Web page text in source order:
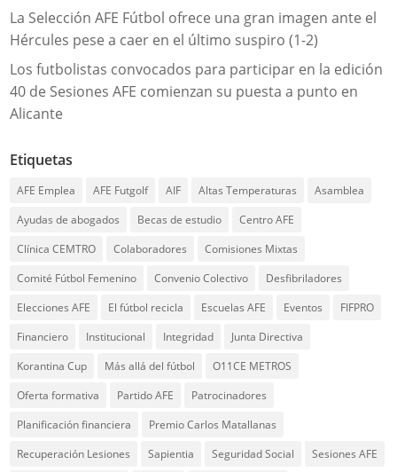
La Selección AFE Fútbol ofrece una gran imagen ante el
Hércules pese a caer en el último suspiro (1-2)
Los futbolistas convocados para participar en la edición
40 de Sesiones AFE comienzan su puesta a punto en
Alicante
Etiquetas
AFE Emplea AFE Futgolf AIF Altas Temperaturas
Asamblea
Ayudas de abogados
Becas de estudio
Centro AFE
Clínica CEMTRO
Colaboradores
Comisiones Mixtas
Comité Fútbol Femenino
Convenio Colectivo
Desfibriladores
Elecciones AFE
El fútbol recicla Escuelas AFE Eventos
FIFPRO
Financiero
Institucional Integridad
Junta Directiva
Korantina Cup
Más allá del fútbol
O11CE METROS
Oferta formativa
Partido AFE
Patrocinadores
Planificación financiera
Premio Carlos Matallanas
Recuperación Lesiones
Sapientia Seguridad Social
Sesiones AFE